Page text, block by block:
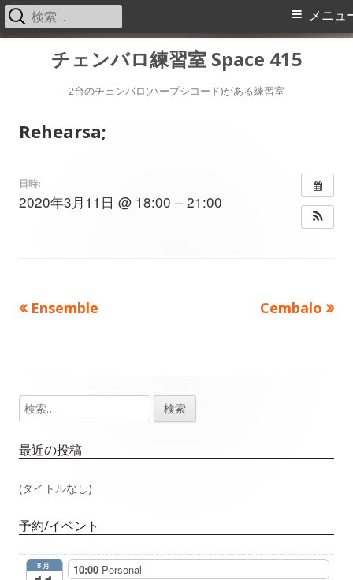
チェンバロ練習室 Space 415
2台のチェンバロ(ハープシコード)がある練習室
メ
メニュ
検
索:
Rehearsa;
日時:
2020年3月11日 @ 18:00 – 21:00
投
ビ
ゲ
ー
シ
ョ
前
Ensemble
次
Cembalo
メ
イ
ン
検
索:
最近の投稿
(タイトルなし)
予約/イベント
8月 10:00 Personal